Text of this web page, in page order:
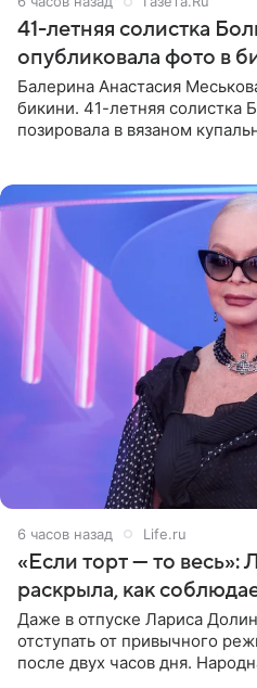
41-летняя солистка
опубликовала фото в
Балерина Анастасия
бикини. 41-летняя солистка
позировала в вязаном
6 часов назад Life.ru
«Если торт — то весь»:
раскрыла, как
Даже в отпуске Лариса
отступать от привычного
после двух часов дня.